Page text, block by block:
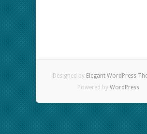
Designed by Elegant WordPress
Powered by WordPress